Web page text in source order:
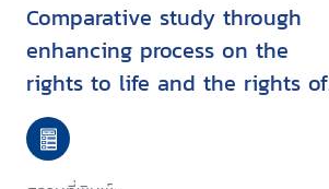
Comparative study through
enhancing process on the
rights to life and the rights of
self-determination for the
internally displaced persons
among the risky areas under